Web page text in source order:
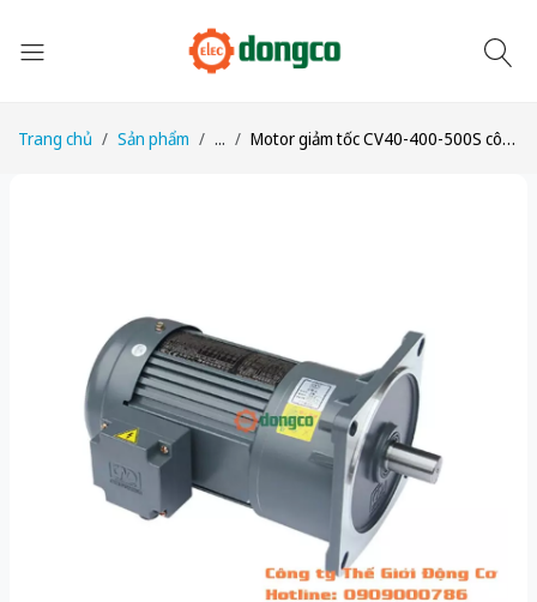
Trang chủ Sản phẩm ... Motor giảm tốc CV40-400-500S công suất 1/2HP (400W) 0,4kW tỉ số truyền 1/500